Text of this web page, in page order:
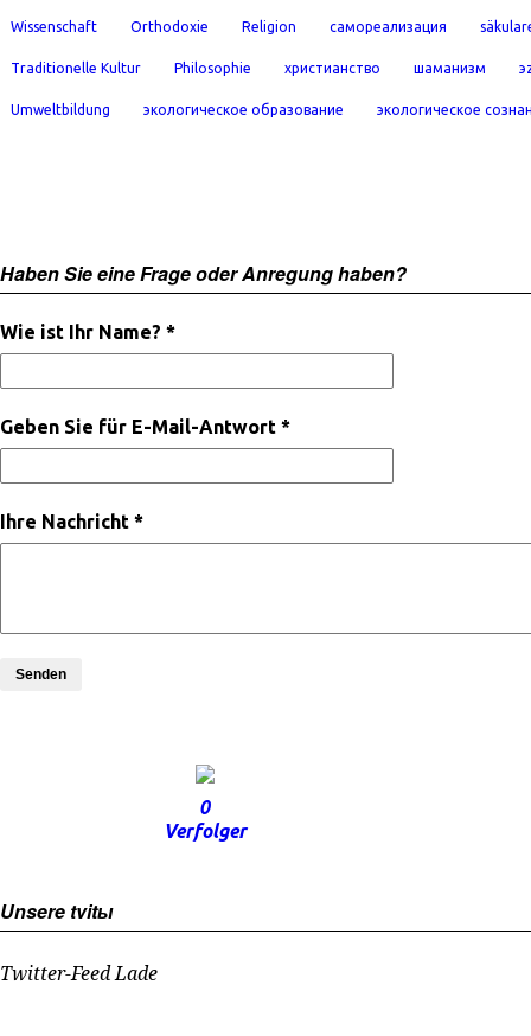
Wissenschaft Orthodoxie Religion самореализация
Traditionelle Kultur Philosophie христианство шаманизм
Umweltbildung экологическое образование экологическое
Haben Sie eine Frage oder Anregung haben?
Wie ist Ihr Name? *
Geben Sie für E-Mail-Antwort *
Ihre Nachricht *
Senden
0
Verfolger
Unsere tvitы
Twitter-Feed Lade